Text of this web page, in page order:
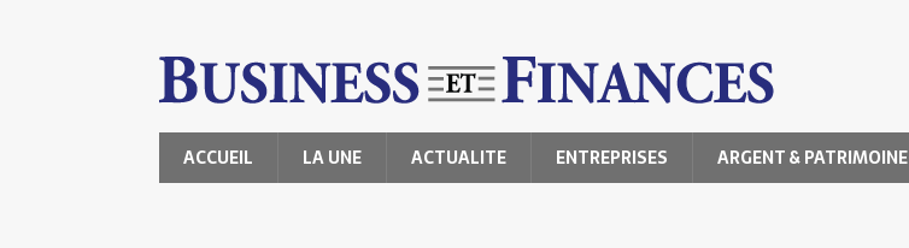
ACCUEIL LA UNE ACTUALITE ENTREPRISES ARGENT & PATRIMOINE